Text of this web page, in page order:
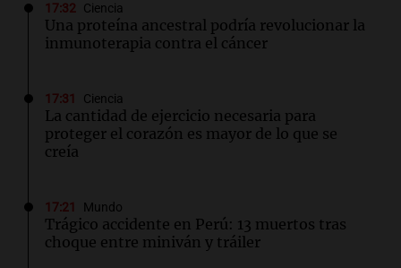
17:32 Ciencia
Una proteína ancestral podría revolucionar la
inmunoterapia contra el cáncer
17:31 Ciencia
La cantidad de ejercicio necesaria para
proteger el corazón es mayor de lo que se
creía
17:21 Mundo
Trágico accidente en Perú: 13 muertos tras
choque entre miniván y tráiler